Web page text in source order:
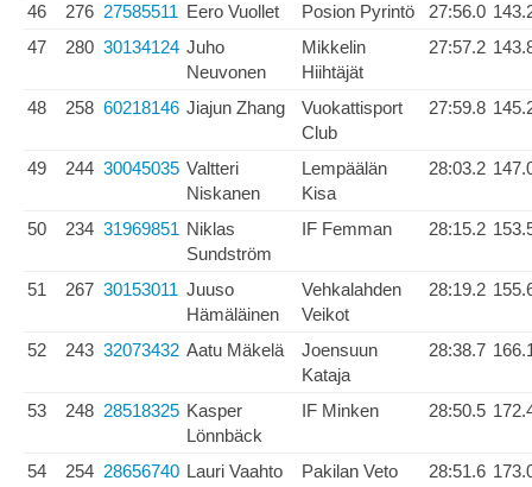
46 276 27585511 Eero Vuollet Posion Pyrintö 27:56.0
47
280 30134124 Juho
Neuvonen
Mikkelin
Hiihtäjät
27:57.2
48 258 60218146 Jiajun Zhang
Vuokattisport
Club
27:59.8
49 244 30045035 Valtteri
Niskanen
Lempäälän
Kisa
28:03.2
50 234 31969851 Niklas
Sundström
IF Femman 28:15.2
51 267 30153011 Juuso
Hämäläinen
Vehkalahden
Veikot
28:19.2
52 243 32073432 Aatu Mäkelä
Joensuun
Kataja
28:38.7
53 248 28518325 Kasper
Lönnbäck
IF Minken 28:50.5
54 254 28656740 Lauri Vaahto Pakilan Veto 28:51.6